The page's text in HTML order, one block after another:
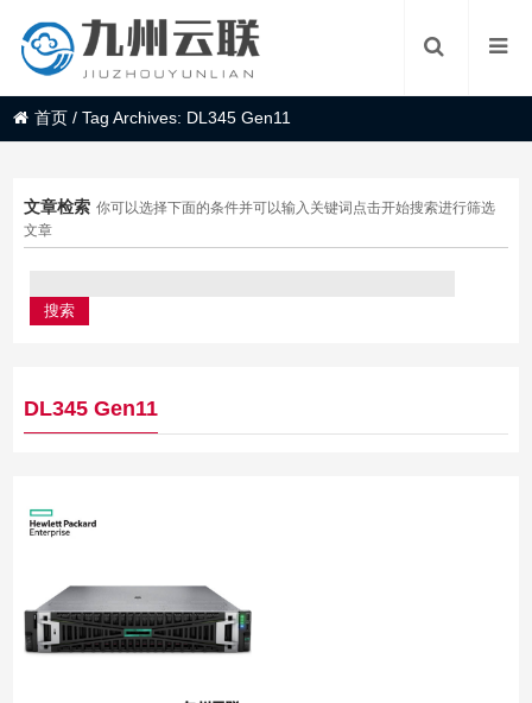
首页 /Tag Archives: DL345 Gen11
文章检索 你可以选择下面的条件并可以输入关键词点击开始搜索进行筛选
文章
DL345 Gen11